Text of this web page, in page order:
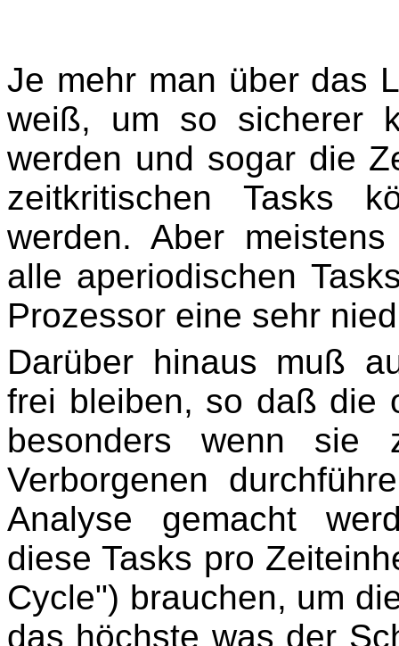
Je mehr man über das
weiß, um so sicherer
werden und sogar die
zeitkritischen Tasks
werden. Aber
alle aperiodischen
Prozessor eine sehr
Darüber hinaus muß
frei bleiben, so daß die
besonders wenn sie
Verborgenen
Analyse gemacht
diese Tasks pro
Cycle") brauchen, um
das höchste was der